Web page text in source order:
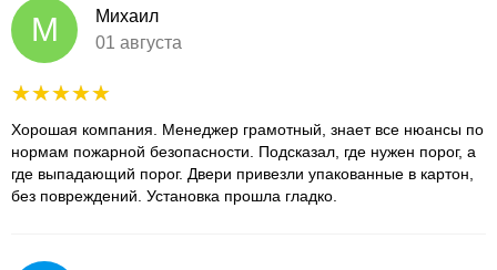
М
Михаил
01 августа
Хорошая компания. Менеджер грамотный, знает все нюансы по
нормам пожарной безопасности. Подсказал, где нужен порог, а
где выпадающий порог. Двери привезли упакованные в картон,
без повреждений. Установка прошла гладко.